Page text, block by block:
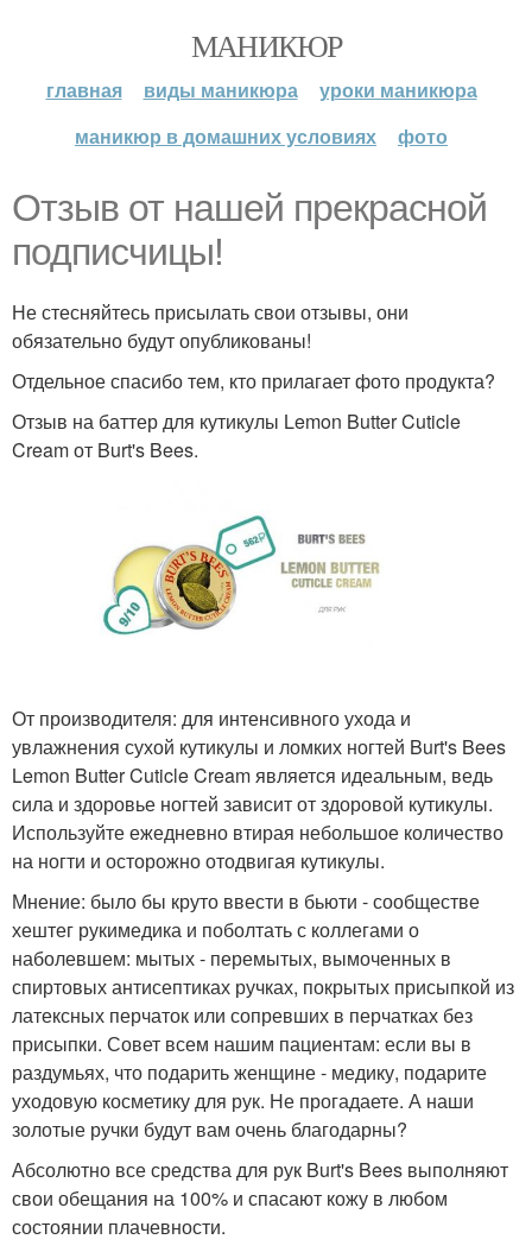
МАНИКЮР
главная виды маникюра
уроки маникюра
маникюр в домашних условиях
фото
Отзыв от нашей прекрасной
подписчицы!
Не стесняйтесь присылать свои отзывы, они
обязательно будут опубликованы!
Отдельное спасибо тем, кто прилагает фото продукта?
Отзыв на баттер для кутикулы Lemon Butter Cuticle
Cream от Burt's Bees.
От производителя: для интенсивного ухода и
увлажнения сухой кутикулы и ломких ногтей Burt's Bees
Lemon Butter Cuticle Cream является идеальным, ведь
сила и здоровье ногтей зависит от здоровой кутикулы.
Используйте ежедневно втирая небольшое количество
на ногти и осторожно отодвигая кутикулы.
Мнение: было бы круто ввести в бьюти - сообществе
хештег рукимедика и поболтать с коллегами о
наболевшем: мытых - перемытых, вымоченных в
спиртовых антисептиках ручках, покрытых присыпкой из
латексных перчаток или сопревших в перчатках без
присыпки. Совет всем нашим пациентам: если вы в
раздумьях, что подарить женщине - медику, подарите
уходовую косметику для рук. Не прогадаете. А наши
золотые ручки будут вам очень благодарны?
Абсолютно все средства для рук Burt's Bees выполняют
свои обещания на 100% и спасают кожу в любом
состоянии плачевности.